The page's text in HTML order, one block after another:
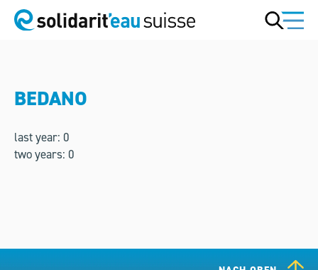
BEDANO
last year: 0
two years: 0